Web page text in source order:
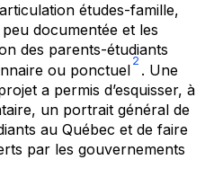
études-famille,
documentée et les
des parents-étudiants
ou ponctuel
2
. Une
a permis d’esquisser, à
un portrait général de
au Québec et de faire
par les gouvernements